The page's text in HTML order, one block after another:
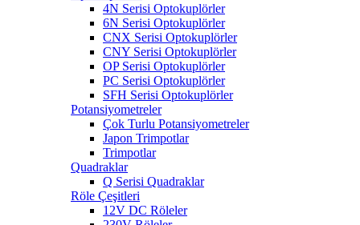
4N Serisi Optokuplörler
6N Serisi Optokuplörler
CNX Serisi Optokuplörler
CNY Serisi Optokuplörler
OP Serisi Optokuplörler
PC Serisi Optokuplörler
SFH Serisi Optokuplörler
Potansiyometreler
Çok Turlu Potansiyometreler
Japon Trimpotlar
Trimpotlar
Quadraklar
Q Serisi Quadraklar
Röle Çeşitleri
12V DC Röleler